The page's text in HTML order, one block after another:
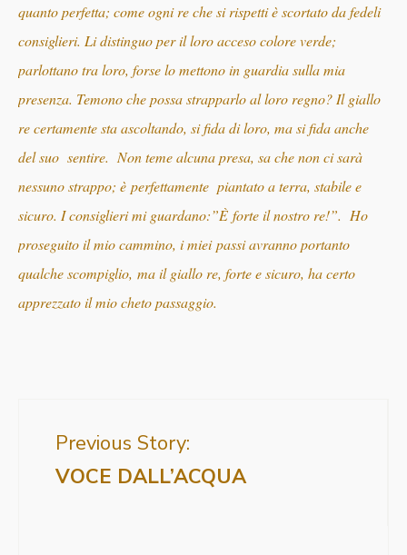
quanto perfetta; come ogni re che si rispetti è scortato da fedeli
consiglieri. Li distinguo per il loro acceso colore verde;
parlottano tra loro, forse lo mettono in guardia sulla mia
presenza. Temono che possa strapparlo al loro regno? Il giallo
re certamente sta ascoltando, si fida di loro, ma si fida anche
del suo sentire. Non teme alcuna presa, sa che non ci sarà
nessuno strappo; è perfettamente piantato a terra, stabile e
sicuro. I consiglieri mi guardano:”È forte il nostro re!”. Ho
proseguito il mio cammino, i mieipassi avranno portanto
qualche scompiglio, ma il giallo re, forte e sicuro, ha certo
apprezzato il mio cheto passaggio.
Previous Story:
VOCE DALL’ACQUA